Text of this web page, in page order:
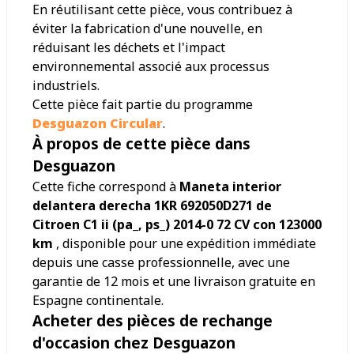
En réutilisant cette pièce, vous contribuez à
éviter la fabrication d'une nouvelle, en
réduisant les déchets et l'impact
environnemental associé aux processus
industriels.
Cette pièce fait partie du programme
Desguazon Circular.
À propos de cette pièce dans
Desguazon
Cette fiche correspond à Maneta interior
delantera derecha 1KR 692050D271 de
Citroen C1 ii (pa_, ps_) 2014-0 72 CV con 123000
km , disponible pour une expédition immédiate
depuis une casse professionnelle, avec une
garantie de 12 mois et une livraison gratuite en
Espagne continentale.
Acheter des pièces de rechange
d'occasion chez Desguazon